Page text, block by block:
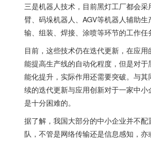
三是机器人技术，目前黑灯工厂都会采
臂、码垛机器人、AGV等机器人辅助生
输、组装、焊接、涂喷等环节的工作任
目前，这些技术仍在迭代更新，在应用
能提高生产线的自动化程度，但是对于
能化提升，实际作用还需要突破。与其
续的迭代更新与应用创新对于一家中小
是十分困难的。
据了解，我国大部分的中小企业并不配
队，不管是网络传输还是信息感知，亦